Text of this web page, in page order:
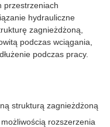
przestrzeniach
hydrauliczne
zagnieżdżoną,
podczas wciągania,
podczas pracy.
strukturą zagnieżdżoną
rozszerzenia